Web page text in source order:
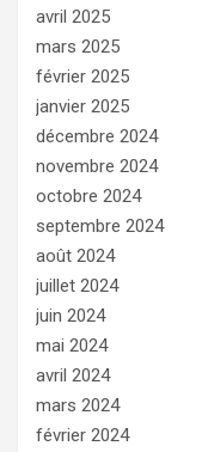
avril 2025
mars 2025
février 2025
janvier 2025
décembre 2024
novembre 2024
octobre 2024
septembre 2024
août 2024
juillet 2024
juin 2024
mai 2024
avril 2024
mars 2024
février 2024